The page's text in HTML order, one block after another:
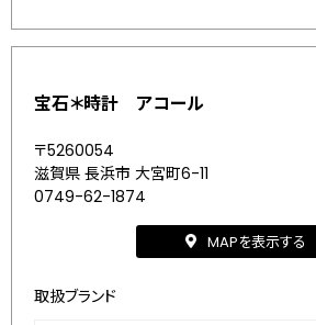
宝石＊時計 アコール
〒5260054
滋賀県 長浜市 大宮町6-11
0749-62-1874
MAPを表示する
取扱ブランド